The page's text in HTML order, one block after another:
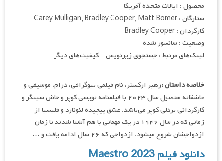
محصول : ایالات متحده آمریکا
ستارگان : Carey Mulligan, Bradley Cooper, Matt Bomer
کارگردان : Bradley Cooper
وضعیت : سانسور شده
لینک‌های مرتبط : جستجوی زیرنویس – کیفیت‌های دیگر
خلاصه داستان :رهبر ارکستر، نام فیلمی بیوگرافی، درام، موسیقی و
عاشقانه محصول سال ۲۰۲۳ با فیلمنامه نویسی کوپر و جاش سینگر و
کارگردانی بردلی کوپر می‌باشد. عشق پیچیده لئونارد و فلیسیا از
زمانی که در سال ۱۹۴۶ در یک مهمانی با هم آشنا شدند تا زمان
ازدواجشان شروع میشود. ازدواجی که ۲۶ سال ادامه یافت و …
دانلود فیلم Maestro 2023